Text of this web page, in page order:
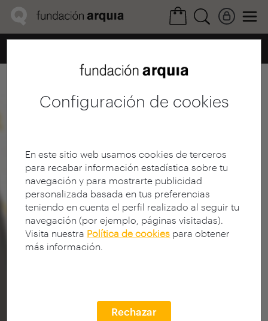
Configuración de cookies
En este sitio web usamos cookies de terceros
para recabar información estadística sobre tu
navegación y para mostrarte publicidad
personalizada basada en tus preferencias
teniendo en cuenta el perfil realizado al seguir tu
navegación (por ejemplo, páginas visitadas).
Visita nuestra Política de cookies para obtener
más información.
Rechazar